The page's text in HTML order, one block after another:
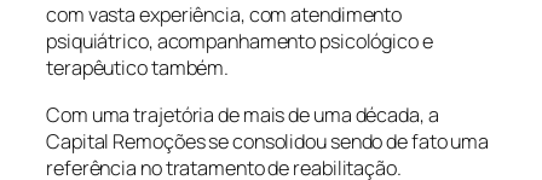
com vasta experiência, com atendimento
psiquiátrico, acompanhamento psicológico e
terapêutico também.
Com uma trajetória de mais de uma década, a
Capital Remoções se consolidou sendo de fato uma
referência no tratamento de reabilitação.